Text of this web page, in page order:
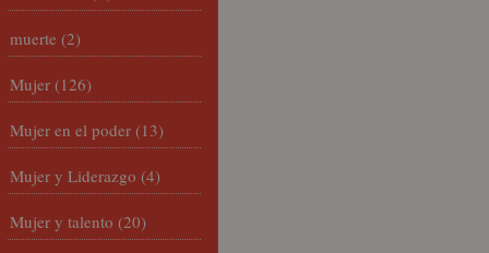
muerte (2)
Mujer (126)
Mujer en el poder (13)
Mujer y Liderazgo (4)
Mujer y talento (20)